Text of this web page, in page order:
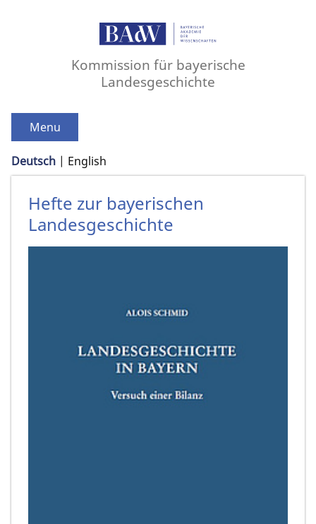
Kommission für bayerische
Landesgeschichte
Menu
Deutsch English
Hefte zur bayerischen
Landesgeschichte